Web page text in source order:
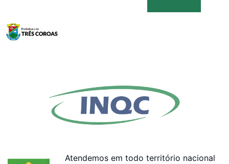
Atendemos em todo território nacional